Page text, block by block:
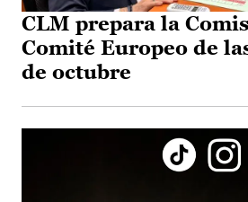
CLM prepara la
Comité Europeo de
de octubre